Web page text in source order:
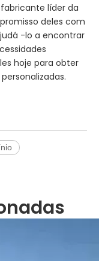
fabricante líder da
deles com
-lo a encontrar
hoje para obter